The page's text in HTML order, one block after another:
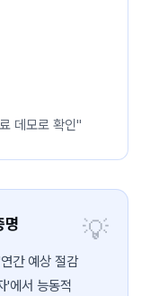
데모로 확인"
명
간 예상 절감
'에서 능동적